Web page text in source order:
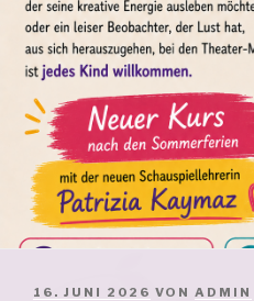
VERÖFFENTLICHT
16. JUNI 2026 VON ADMIN